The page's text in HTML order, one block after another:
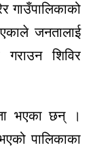
गाउँपालिकाको
जनतालाई
शिविर
भएका छन् ।
पालिकाका